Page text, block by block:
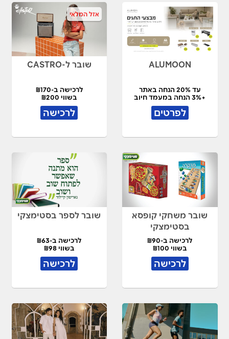
ALUMOON
עד 20% הנחה באתר
+3% הנחה במעמד חיוב
לפרטים
שובר ל-CASTRO
לרכישה ב-₪170
בשווי ₪200
לרכישה
אזל המלאי
שובר משחקי קופסא
בסטימצקי
לרכישה ב-₪90
בשווי ₪100
לרכישה
שובר לספר בסטימצקי
לרכישה ב-₪63
בשווי ₪98
לרכישה